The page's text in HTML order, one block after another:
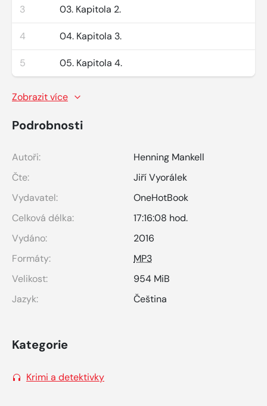
3 03. Kapitola 2.
4 04. Kapitola 3.
5 05. Kapitola 4.
Zobrazit více
Podrobnosti
Autoři:
Henning Mankell
Čte:
Jiří Vyorálek
Vydavatel:
OneHotBook
Celková délka:
17:16:08 hod.
Vydáno:
2016
Formáty:
MP3
Velikost:
954 MiB
Jazyk:
Čeština
Kategorie
Krimi a detektivky